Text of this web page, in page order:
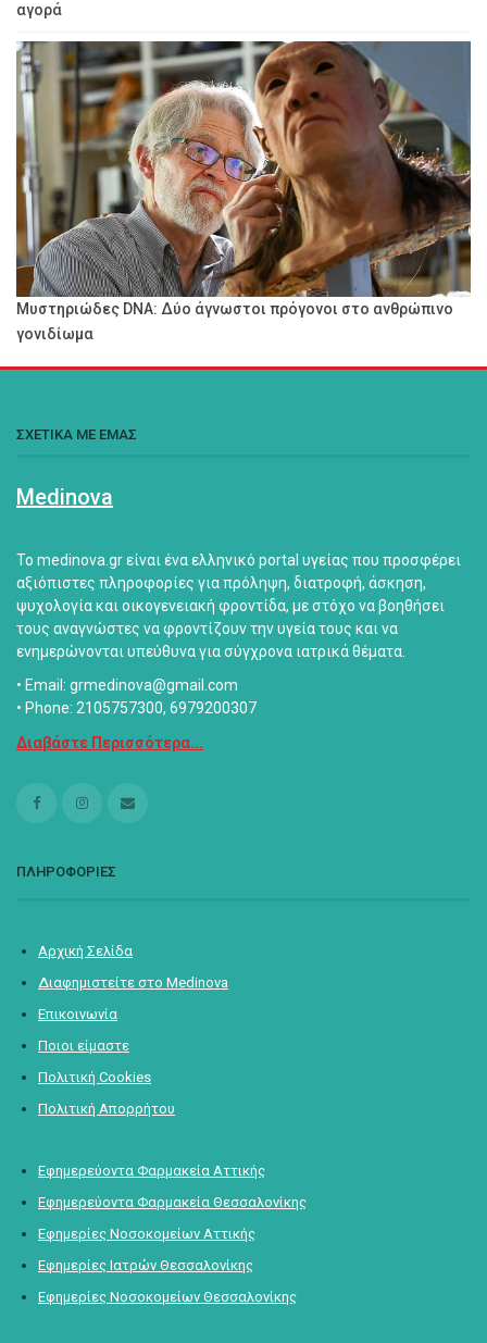
αγορά
Μυστηριώδες DNA: Δύο άγνωστοι πρόγονοι στο ανθρώπινο
γονιδίωμα
ΣΧΕΤΙΚΑ ΜΕ ΕΜΑΣ
Medinova
Το medinova.gr είναι ένα ελληνικό portal υγείας που προσφέρει
αξιόπιστες πληροφορίες για πρόληψη, διατροφή, άσκηση,
ψυχολογία και οικογενειακή φροντίδα, με στόχο να βοηθήσει
τους αναγνώστες να φροντίζουν την υγεία τους και να
ενημερώνονται υπεύθυνα για σύγχρονα ιατρικά θέματα.
• Email: grmedinova@gmail.com
• Phone: 2105757300, 6979200307
Διαβάστε Περισσότερα...
ΠΛΗΡΟΦΟΡΙΕΣ
Αρχική Σελίδα
Διαφημιστείτε στο Medinova
Επικοινωνία
Ποιοι είμαστε
Πολιτική Cookies
Πολιτική Απορρήτου
Εφημερεύοντα Φαρμακεία Αττικής
Εφημερεύοντα Φαρμακεία Θεσσαλονίκης
Εφημερίες Νοσοκομείων Αττικής
Εφημερίες Ιατρών Θεσσαλονίκης
Εφημερίες Νοσοκομείων Θεσσαλονίκης